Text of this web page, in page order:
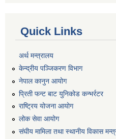
Quick Links
अर्थ मन्त्रालय
केन्द्रीय पञ्जिकरण विभाग
नेपाल कानुन आयोग
प्रिती फन्ट बाट युनिकोड कन्भर्रटर
राष्ट्रिय योजना आयोग
लोक सेवा आयोग
संघीय मामिला तथा स्थानीय विकास